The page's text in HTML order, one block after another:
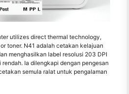
utilizes direct thermal technology,
toner. N41 adalah cetakan kelajuan
menghasilkan label resolusi 203 DPI
Ia dilengkapi dengan pengesan
semula ralat untuk pengalaman